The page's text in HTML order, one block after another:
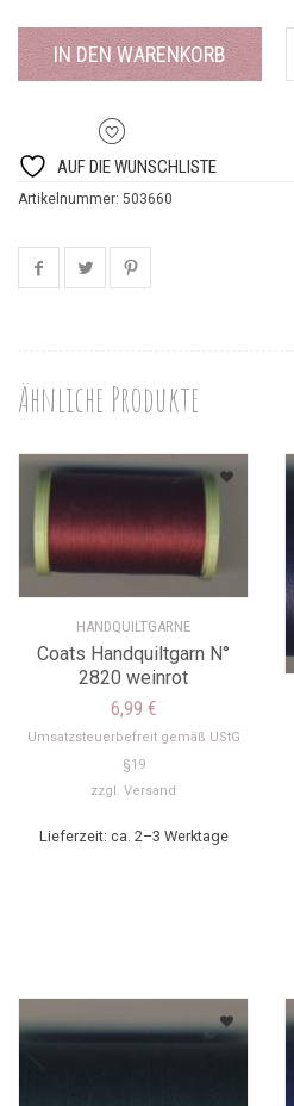
IN DEN WARENKORB
AUF DIE WUNSCHLISTE
Artikelnummer: 503660
Ähnliche Produkte
HANDQUILTGARNE
Coats Handquiltgarn N°
2820 weinrot
6,99 €
Umsatzsteuerbefreit gemäß UStG
§19
zzgl. Versand
Lieferzeit: ca. 2–3 Werktage